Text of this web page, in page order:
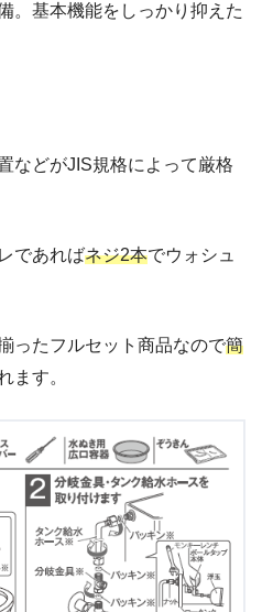
。基本機能をしっかり抑えた
などがJIS規格によって厳格
であればネジ2本でウォシュ
ったフルセット商品なので簡
ます。